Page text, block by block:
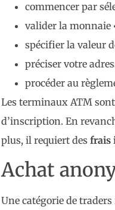
commencer par
valider la monnaie
spécifier la valeur
préciser votre
procéder au
Les terminaux ATM
d’inscription. En
plus, il requiert des frais
Achat
Une catégorie de